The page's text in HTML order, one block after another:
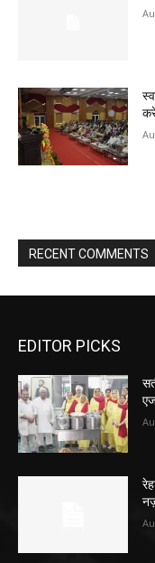
RECENT COMMENTS
EDITOR PICKS